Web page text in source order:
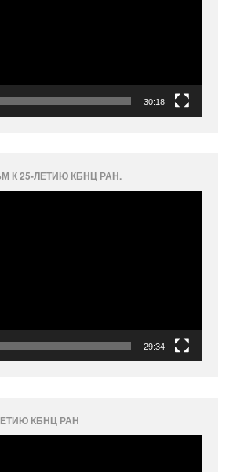
30:18
К 25-ЛЕТИЮ КБНЦ РАН.
29:34
КБНЦ РАН